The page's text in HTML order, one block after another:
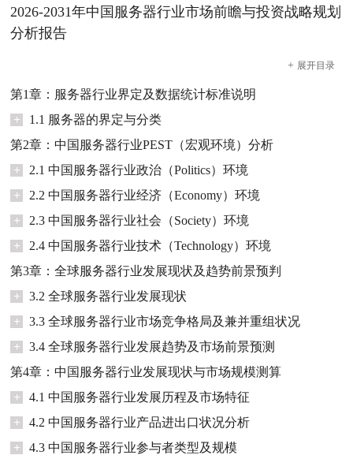
2026-2031年中国服务器行业市场前瞻与投资战略规划
分析报告
+ 展开目录
第1章：服务器行业界定及数据统计标准说明
+
1.1 服务器的界定与分类
第2章：中国服务器行业PEST（宏观环境）分析
+
2.1 中国服务器行业政治（Politics）环境
+
2.2 中国服务器行业经济（Economy）环境
+
2.3 中国服务器行业社会（Society）环境
+
2.4 中国服务器行业技术（Technology）环境
第3章：全球服务器行业发展现状及趋势前景预判
+
3.2 全球服务器行业发展现状
+
3.3 全球服务器行业市场竞争格局及兼并重组状况
+
3.4 全球服务器行业发展趋势及市场前景预测
第4章：中国服务器行业发展现状与市场规模测算
+
4.1 中国服务器行业发展历程及市场特征
+
4.2 中国服务器行业产品进出口状况分析
+
4.3 中国服务器行业参与者类型及规模